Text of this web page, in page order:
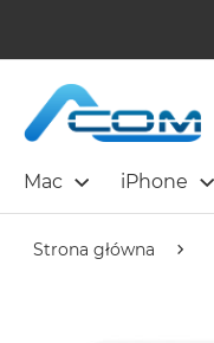
Mac iPhone
Strona główna